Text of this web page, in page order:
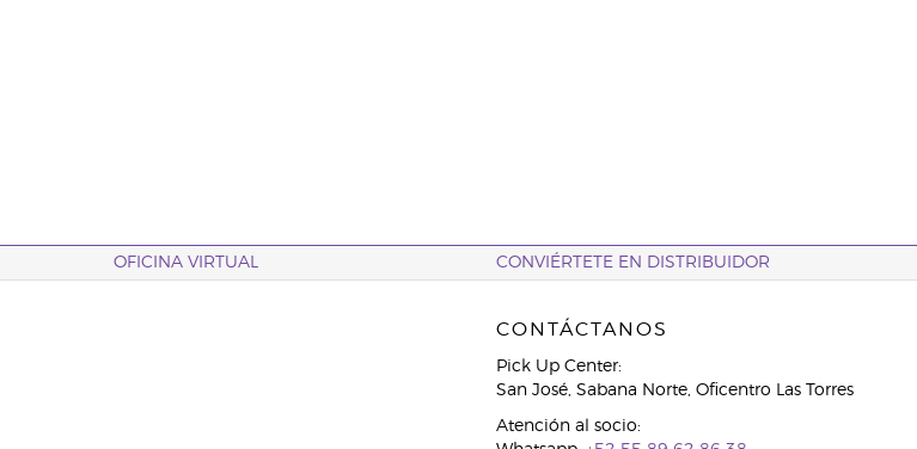
OFICINA VIRTUAL CONVIÉRTETE EN DISTRIBUIDOR
CONTÁCTANOS
Pick Up Center:
San José, Sabana Norte, Oficentro Las Torres
Atención al socio: